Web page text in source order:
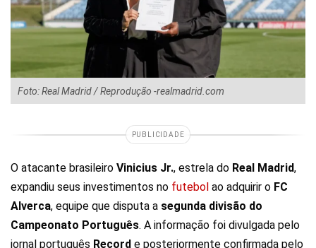
Foto: Real Madrid / Reprodução -realmadrid.com
PUBLICIDADE
O atacante brasileiro Vinicius Jr., estrela do Real Madrid,
expandiu seus investimentos no futebol ao adquirir o FC
Alverca, equipe que disputa a segunda divisão do
Campeonato Português. A informação foi divulgada pelo
jornal português Record e posteriormente confirmada pelo